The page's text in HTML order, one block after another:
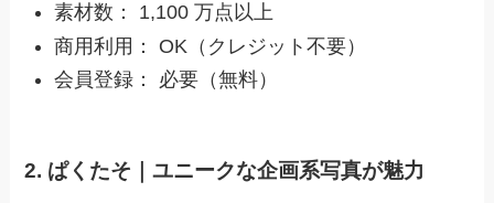
素材数： 1,100 万点以上
商用利用： OK（クレジット不要）
会員登録： 必要（無料）
2. ぱくたそ｜ユニークな企画系写真が魅力